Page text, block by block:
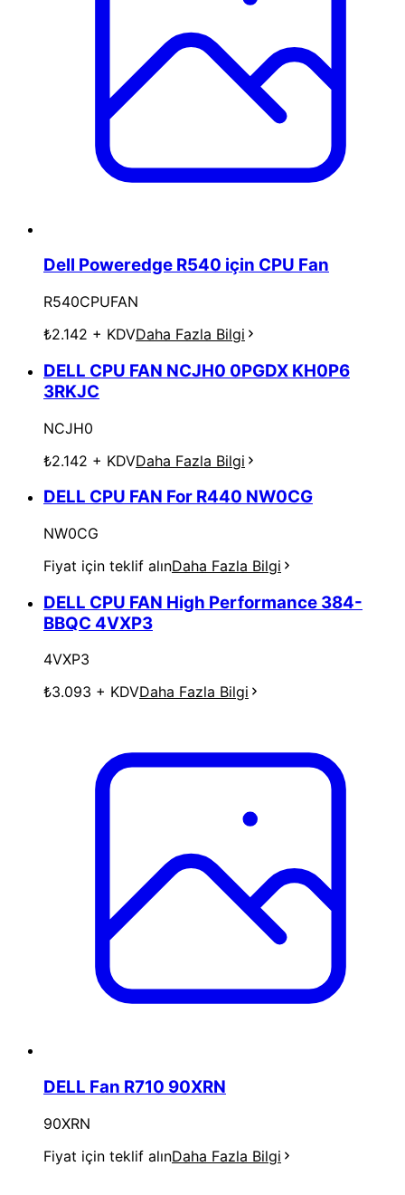
Dell Poweredge R540 için CPU Fan
R540CPUFAN
₺2.142 + KDVDaha Fazla Bilgi
DELL CPU FAN NCJH0 0PGDX KH0P6
3RKJC
NCJH0
₺2.142 + KDVDaha Fazla Bilgi
DELL CPU FAN For R440 NW0CG
NW0CG
Fiyat için teklif alınDaha Fazla Bilgi
DELL CPU FAN High Performance 384-
BBQC 4VXP3
4VXP3
₺3.093 + KDVDaha Fazla Bilgi
DELL Fan R710 90XRN
90XRN
Fiyat için teklif alınDaha Fazla Bilgi